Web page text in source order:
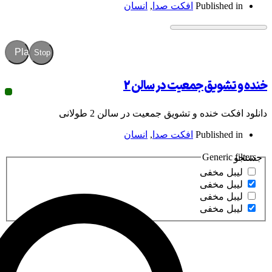
افکت صدا,انسان
جمعیت در سالن 2
و تشویق جمعیت در سالن 2 طولانی
افکت صدا,انسان
مخفی
مخفی
مخفی
مخفی